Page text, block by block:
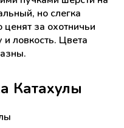
но слегка
за охотничьи
и ловкость. Цвета
Катахулы